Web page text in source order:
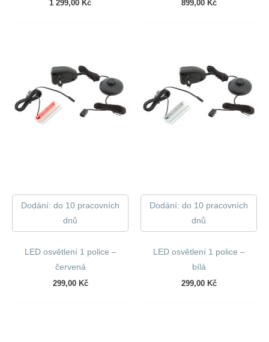
1 299,00 Kč 899,00 Kč
Dodání: do 10 pracovních
dnů
LED osvětlení 1 police –
červená
299,00 Kč
Dodání: do 10 pracovních
dnů
LED osvětlení 1 police –
bílá
299,00 Kč